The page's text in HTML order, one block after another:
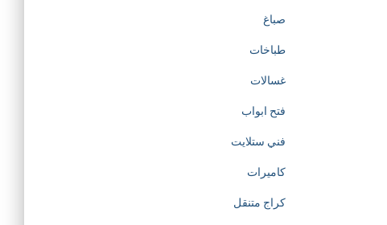
صباغ
طباخات
غسالات
فتح ابواب
فني ستلايت
كاميرات
كراج متنقل